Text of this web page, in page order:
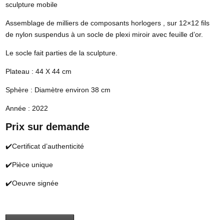
sculpture mobile
Assemblage de milliers de composants horlogers , sur 12×12 fils
de nylon suspendus à un socle de plexi miroir avec feuille d’or.
Le socle fait parties de la sculpture.
Plateau : 44 X 44 cm
Sphère : Diamètre environ 38 cm
Année : 2022
Prix sur demande
✔️Certificat d’authenticité
✔️Pièce unique
✔️Oeuvre signée